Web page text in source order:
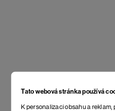
Tato webová stránka používá
K personalizaci obsahu a